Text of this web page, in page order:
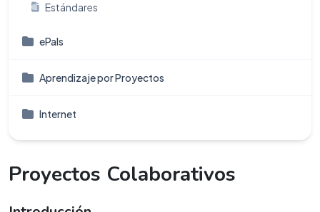
Estándares
ePals
Aprendizaje por Proyectos
Internet
Proyectos Colaborativos